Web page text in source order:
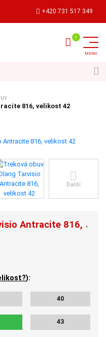
+420 731 517 349
816, velikost 42
Další
Antracite 816,
):
40
43